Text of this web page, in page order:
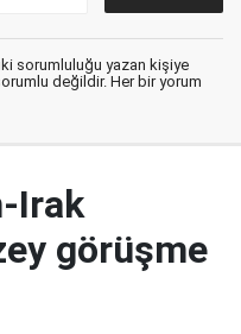
sorumluluğu yazan kişiye
değildir. Her bir yorum
Irak
görüşme